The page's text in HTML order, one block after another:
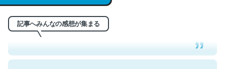
記事へみんなの感想が集まる
れ好き。Let’s Fucking Go. Then Covid hit. Shit.
─今のこの状況が信じられるかい？ by ラーズ・ヌートバー